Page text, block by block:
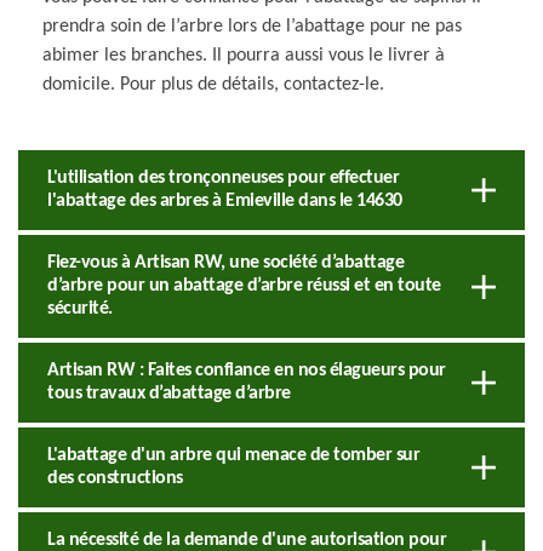
prendra soin de l’arbre lors de l’abattage pour ne pas
abimer les branches. Il pourra aussi vous le livrer à
domicile. Pour plus de détails, contactez-le.
L'utilisation des tronçonneuses pour effectuer
l'abattage des arbres à Emieville dans le 14630
Fiez-vous à Artisan RW, une société d’abattage
d’arbre pour un abattage d’arbre réussi et en toute
sécurité.
Artisan RW : Faites confiance en nos élagueurs pour
tous travaux d’abattage d’arbre
L'abattage d'un arbre qui menace de tomber sur
des constructions
La nécessité de la demande d'une autorisation pour